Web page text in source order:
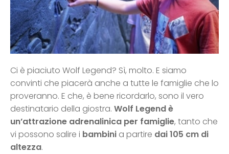
Ci è piaciuto Wolf Legend? Sì, molto. E siamo
convinti che piacerà anche a tutte le famiglie che lo
proveranno. E che, è bene ricordarlo, sono il vero
destinatario della giostra. Wolf Legend è
un’attrazione adrenalinica per famiglie, tanto che
vi possono salire i bambini a partire dai 105 cm di
altezza.